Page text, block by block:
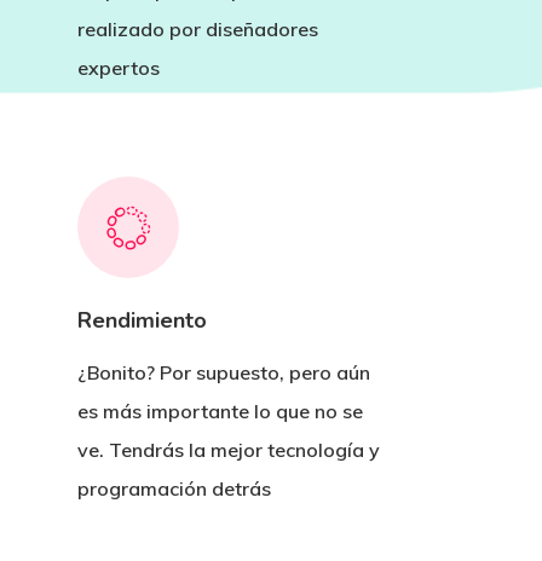
realizado por diseñadores
expertos
Rendimiento
¿Bonito? Por supuesto, pero aún
es más importante lo que no se
ve. Tendrás la mejor tecnología y
programación detrás